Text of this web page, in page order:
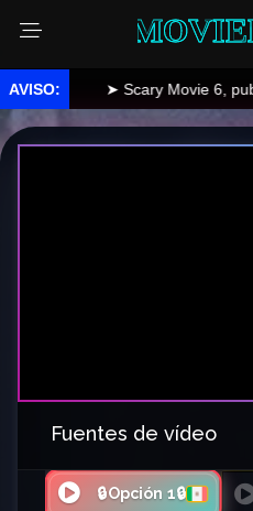
MOVIEDAYS.2
➤ Scary Movie 6, publicado.
Fuentes de vídeo
🔒Opción 1🔒